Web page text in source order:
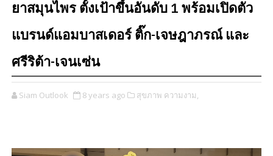
ยาสมุนไพร ตั้งเป้าขึ้นอันดับ 1 พร้อมเปิดตัว
แบรนด์แอมบาสเดอร์ ติ๊ก-เจษฎาภรณ์ และ
ศรีริต้า-เจนเซ่น
Siam Outlook 8 years ago สุขภาพ ความงาม,